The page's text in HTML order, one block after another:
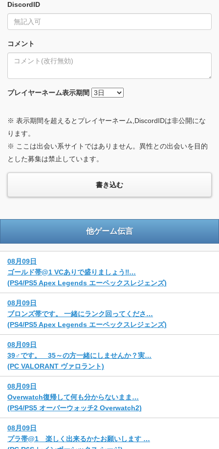
DiscordID
コメント
プレイヤーネーム表示期間
※ 表示期間を超えるとプレイヤーネーム,DiscordIDは非公開にな
ります。
※ ここは出会い系サイトではありません。異性との出会いを目的
とした募集は禁止しています。
他ゲーム伝言
08月09日
ゴールド帯@1 VCありで盛りましょう‼️…
(PS4/PS5 Apex Legends エーペックスレジェンズ)
08月09日
ブロンズ帯です。 一緒にランク回ってくださ…
(PS4/PS5 Apex Legends エーペックスレジェンズ)
08月09日
39♂です。 35～の方一緒にしませんか？実…
(PC VALORANT ヴァロラント)
08月09日
Overwatch復帰して何も分からないまま…
(PS4/PS5 オーバーウォッチ2 Overwatch2)
08月09日
プラ帯@1 楽しく出来るかたお願いします …